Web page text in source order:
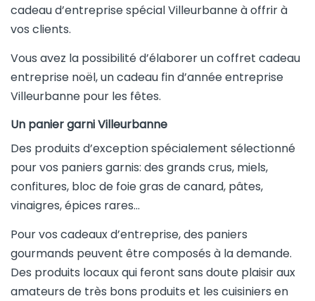
cadeau d’entreprise spécial Villeurbanne à offrir à
vos clients.
Vous avez la possibilité d’élaborer un coffret cadeau
entreprise noël, un cadeau fin d’année entreprise
Villeurbanne pour les fêtes.
Un panier garni Villeurbanne
Des produits d’exception spécialement sélectionné
pour vos paniers garnis: des grands crus, miels,
confitures, bloc de foie gras de canard, pâtes,
vinaigres, épices rares…
Pour vos cadeaux d’entreprise, des paniers
gourmands peuvent être composés à la demande.
Des produits locaux qui feront sans doute plaisir aux
amateurs de très bons produits et les cuisiniers en